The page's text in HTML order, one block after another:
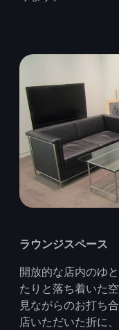
ラウンジスペース
開放的な店内のゆ
たりと落ち着いた
見ながらのお打ち
店いただいた折に